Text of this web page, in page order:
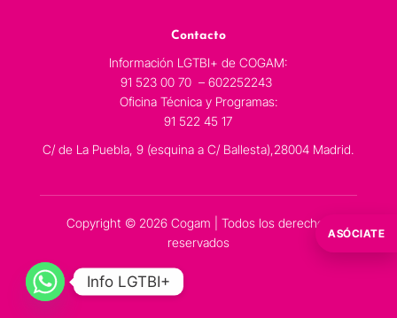
Contacto
Información LGTBI+ de COGAM:
91 523 00 70 – 602252243
Oficina Técnica y Programas:
91 522 45 17
C/ de La Puebla, 9 (esquina a C/ Ballesta),28004 Madrid.
Copyright © 2026 Cogam | Todos los derechos
reservados
ASÓCIATE
Info LGTBI+